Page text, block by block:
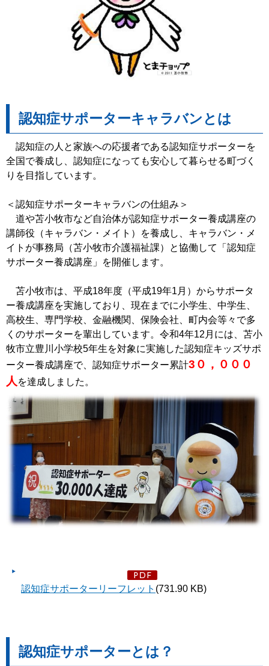
認知症サポーターキャラバンとは
認知症の人と家族への応援者である認知症サポーターを
全国で養成し、認知症になっても安心して暮らせる町づく
りを目指しています。
＜認知症サポーターキャラバンの仕組み＞
道や苫小牧市など自治体が認知症サポーター養成講座の
講師役（キャラバン・メイト）を養成し、キャラバン・メ
イトが事務局（苫小牧市介護福祉課）と協働して「認知症
サポーター養成講座」を開催します。
苫小牧市は、平成18年度（平成19年1月）からサポータ
ー養成講座を実施しており、現在までに小学生、中学生、
高校生、専門学校、金融機関、保険会社、町内会等々で多
くのサポーターを輩出しています。令和4年12月には、苫小
牧市立豊川小学校5年生を対象に実施した認知症キッズサポ
ーター養成講座で、認知症サポーター累計3０，０００
人 を達成しました。
認知症サポーターリーフレット (731.90 KB)
認知症サポーターとは？